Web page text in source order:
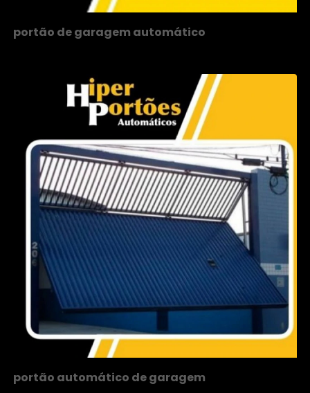
portão de garagem automático
portão automático de garagem